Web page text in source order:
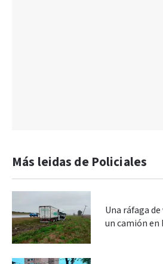
Más leidas de Policiales
Una ráfaga
un camión en